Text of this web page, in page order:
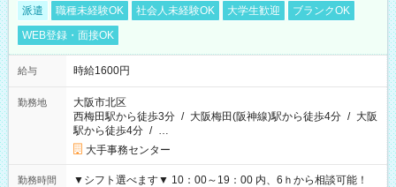
派遣 職種未経験OK 社会人未経験OK 大学生歓迎
ブランクOK
WEB登録・面接OK
給与 時給1600円
勤務地
大阪市北区
西梅田駅から徒歩3分 / 大阪梅田(阪神線)駅から徒歩4分 / 大阪
駅から徒歩4分 / …
大手事務センター
勤務時間
▼シフト選べます▼ 10：00～19：00 内、6ｈから相談可能！